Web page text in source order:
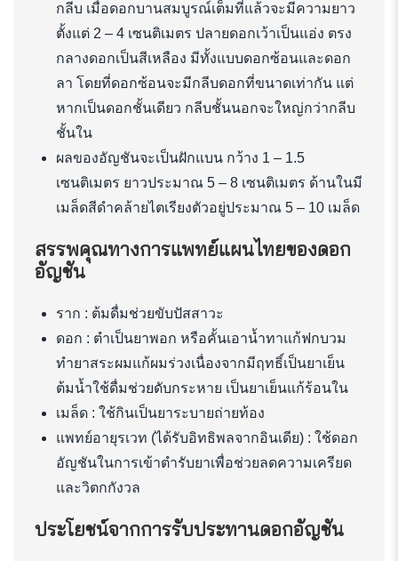
กลีบ เมื่อดอกบานสมบูรณ์เต็มที่แล้วจะมีความยาว
ตั้งแต่ 2 – 4 เซนติเมตร ปลายดอกเว้าเป็นแอ่ง ตรง
กลางดอกเป็นสีเหลือง มีทั้งแบบดอกซ้อนและดอก
ลา โดยที่ดอกซ้อนจะมีกลีบดอกที่ขนาดเท่ากัน แต่
หากเป็นดอกชั้นเดียว กลีบชั้นนอกจะใหญ่กว่ากลีบ
ชั้นใน
ผลของอัญชันจะเป็นฝักแบน กว้าง 1 – 1.5
เซนติเมตร ยาวประมาณ 5 – 8 เซนติเมตร ด้านในมี
เมล็ดสีดำคล้ายไตเรียงตัวอยู่ประมาณ 5 – 10 เมล็ด
สรรพคุณทางการแพทย์แผนไทยของดอก
อัญชัน
ราก : ต้มดื่มช่วยขับปัสสาวะ
ดอก : ตำเป็นยาพอก หรือคั้นเอาน้ำทาแก้ฟกบวม
ทำยาสระผมแก้ผมร่วงเนื่องจากมีฤทธิ์เป็นยาเย็น
ต้มน้ำใช้ดื่มช่วยดับกระหาย เป็นยาเย็นแก้ร้อนใน
เมล็ด : ใช้กินเป็นยาระบายถ่ายท้อง
แพทย์อายุรเวท (ได้รับอิทธิพลจากอินเดีย) : ใช้ดอก
อัญชันในการเข้าตำรับยาเพื่อช่วยลดความเครียด
และวิตกกังวล
ประโยชน์จากการรับประทานดอกอัญชัน